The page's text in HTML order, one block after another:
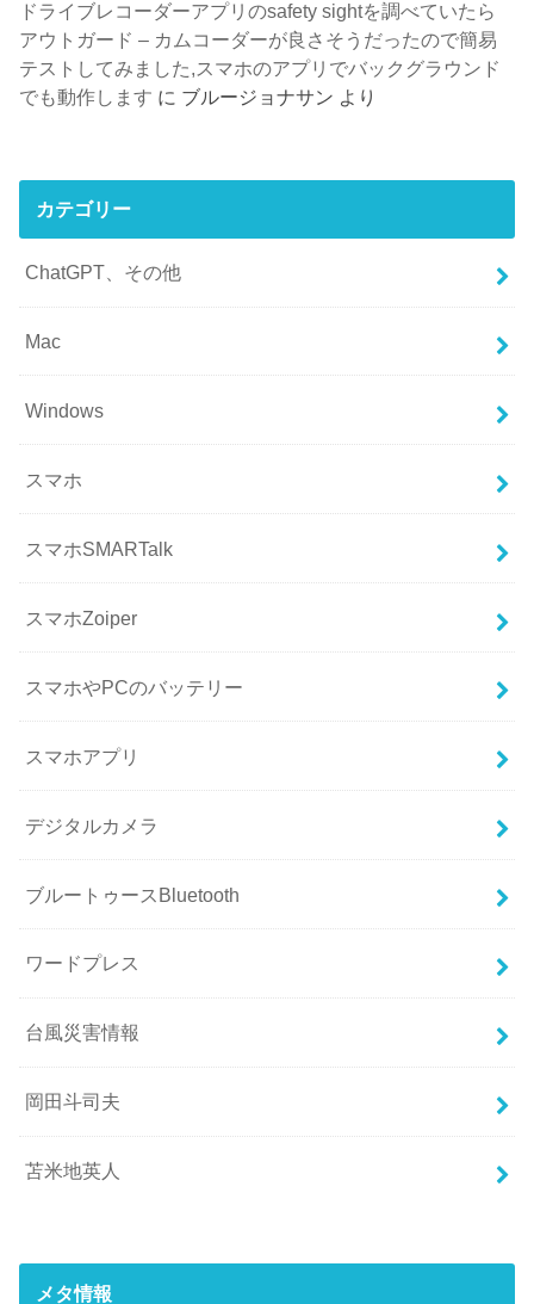
ドライブレコーダーアプリのsafety sightを調べていたら
アウトガード – カムコーダーが良さそうだったので簡易
テストしてみました,スマホのアプリでバックグラウンド
でも動作します に ブルージョナサン より
カテゴリー
ChatGPT、その他
Mac
Windows
スマホ
スマホSMARTalk
スマホZoiper
スマホやPCのバッテリー
スマホアプリ
デジタルカメラ
ブルートゥースBluetooth
ワードプレス
台風災害情報
岡田斗司夫
苫米地英人
メタ情報